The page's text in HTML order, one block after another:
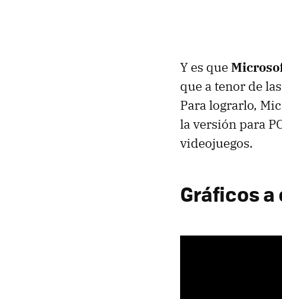
Y es que
que a tenor de
Para lograrlo,
la versión para
videojuegos.
Gráficos